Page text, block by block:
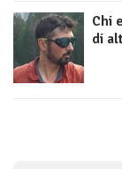
Chi
di